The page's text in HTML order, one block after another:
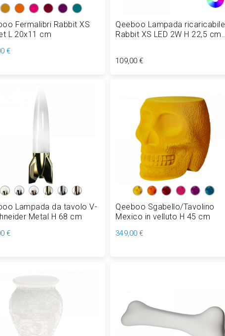
Fermalibri Rabbit XS
L 20x11 cm
€
Qeeboo Lampada ricaricabile
Rabbit XS LED 2W H 22,5 cm
109,00 €
Lampada da tavolo V-
Metal H 68 cm
€
Qeeboo Sgabello/Tavolino
Mexico in velluto H 45 cm
349,00 €